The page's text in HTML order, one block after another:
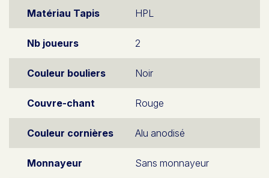
Matériau Tapis HPL
Nb joueurs 2
Couleur bouliers Noir
Couvre-chant Rouge
Couleur cornières Alu anodisé
Monnayeur Sans monnayeur